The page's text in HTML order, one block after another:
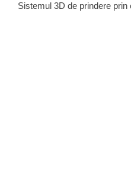
Sistemul 3D de prindere